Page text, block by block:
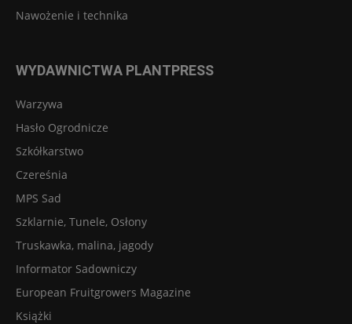
Nawożenie i technika
WYDAWNICTWA PLANTPRESS
Warzywa
Hasło Ogrodnicze
Szkółkarstwo
Czereśnia
MPS Sad
Szklarnie, Tunele, Osłony
Truskawka, malina, jagody
Informator Sadowniczy
European Fruitgrowers Magazine
Książki